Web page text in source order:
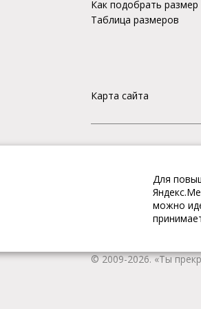
Как подобрать размер
Таблица размеров
Карта сайта
Интернет магазин
одежду и обувь, Вы
качественную и
наличии всегда
© 2009-2026. «Ты
Для
можно